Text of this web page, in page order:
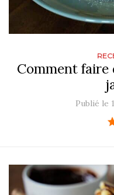
Comment faire
Publié le